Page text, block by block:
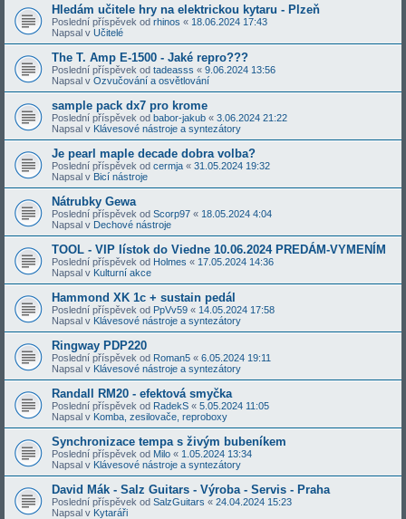
Hledám učitele hry na elektrickou kytaru - Plzeň
Poslední příspěvek od rhinos « 18.06.2024 17:43
Napsal v Učitelé
The T. Amp E-1500 - Jaké repro???
Poslední příspěvek od tadeasss « 9.06.2024 13:56
Napsal v Ozvučování a osvětlování
sample pack dx7 pro krome
Poslední příspěvek od babor-jakub « 3.06.2024 21:22
Napsal v Klávesové nástroje a syntezátory
Je pearl maple decade dobra volba?
Poslední příspěvek od cermja « 31.05.2024 19:32
Napsal v Bicí nástroje
Nátrubky Gewa
Poslední příspěvek od Scorp97 « 18.05.2024 4:04
Napsal v Dechové nástroje
TOOL - VIP lístok do Viedne 10.06.2024 PREDÁM-VYMENÍM
Poslední příspěvek od Holmes « 17.05.2024 14:36
Napsal v Kulturní akce
Hammond XK 1c + sustain pedál
Poslední příspěvek od PpVv59 « 14.05.2024 17:58
Napsal v Klávesové nástroje a syntezátory
Ringway PDP220
Poslední příspěvek od Roman5 « 6.05.2024 19:11
Napsal v Klávesové nástroje a syntezátory
Randall RM20 - efektová smyčka
Poslední příspěvek od RadekS « 5.05.2024 11:05
Napsal v Komba, zesilovače, reproboxy
Synchronizace tempa s živým bubeníkem
Poslední příspěvek od Milo « 1.05.2024 13:34
Napsal v Klávesové nástroje a syntezátory
David Mák - Salz Guitars - Výroba - Servis - Praha
Poslední příspěvek od SalzGuitars « 24.04.2024 15:23
Napsal v Kytaráři